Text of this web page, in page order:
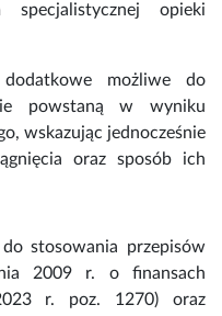
opieki
możliwe do
powstaną w wyniku
wskazując jednocześnie
oraz sposób ich
stosowania przepisów
2009 r. o finansach
r. poz. 1270) oraz